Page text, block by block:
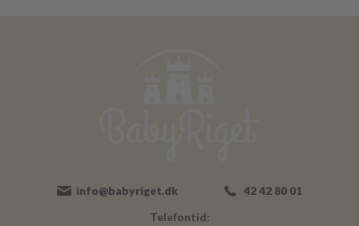
info@babyriget.dk 42 42 80 01
Telefontid: